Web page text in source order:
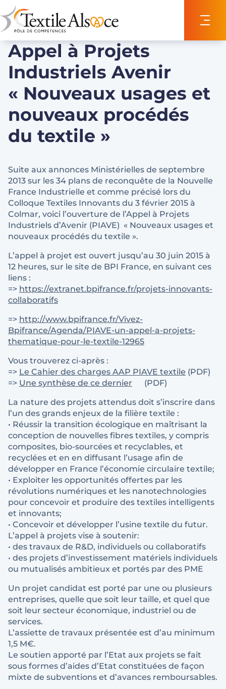
Appel à Projets
Industriels Avenir
« Nouveaux usages et
nouveaux procédés
du textile »
Suite aux annonces Ministérielles de septembre
2013 sur les 34 plans de reconquête de la Nouvelle
France Industrielle et comme précisé lors du
Colloque Textiles Innovants du 3 février 2015 à
Colmar, voici l’ouverture de l’Appel à Projets
Industriels d’Avenir (PIAVE) « Nouveaux usages et
nouveaux procédés du textile ».
L’appel à projet est ouvert jusqu’au 30 juin 2015 à
12 heures, sur le site de BPI France, en suivant ces
liens :
=> https://extranet.bpifrance.fr/projets-innovants-
collaboratifs
=> http://www.bpifrance.fr/Vivez-
Bpifrance/Agenda/PIAVE-un-appel-a-projets-
thematique-pour-le-textile-12965
Vous trouverez ci-après :
=> Le Cahier des charges AAP PIAVE textile (PDF)
=> Une synthèse de ce dernier (PDF)
La nature des projets attendus doit s’inscrire dans
l’un des grands enjeux de la filière textile :
• Réussir la transition écologique en maîtrisant la
conception de nouvelles fibres textiles, y compris
composites, bio-sourcées et recyclables, et
recyclées et en en diffusant l’usage afin de
développer en France l’économie circulaire textile;
• Exploiter les opportunités offertes par les
révolutions numériques et les nanotechnologies
pour concevoir et produire des textiles intelligents
et innovants;
• Concevoir et développer l’usine textile du futur.
L’appel à projets vise à soutenir:
• des travaux de R&D, individuels ou collaboratifs
• des projets d’investissement matériels individuels
ou mutualisés ambitieux et portés par des PME
Un projet candidat est porté par une ou plusieurs
entreprises, quelle que soit leur taille, et quel que
soit leur secteur économique, industriel ou de
services.
L’assiette de travaux présentée est d’au minimum
1,5 M€.
Le soutien apporté par l’Etat aux projets se fait
sous formes d’aides d’Etat constituées de façon
mixte de subventions et d’avances remboursables.
Panneau de gestion des cookies